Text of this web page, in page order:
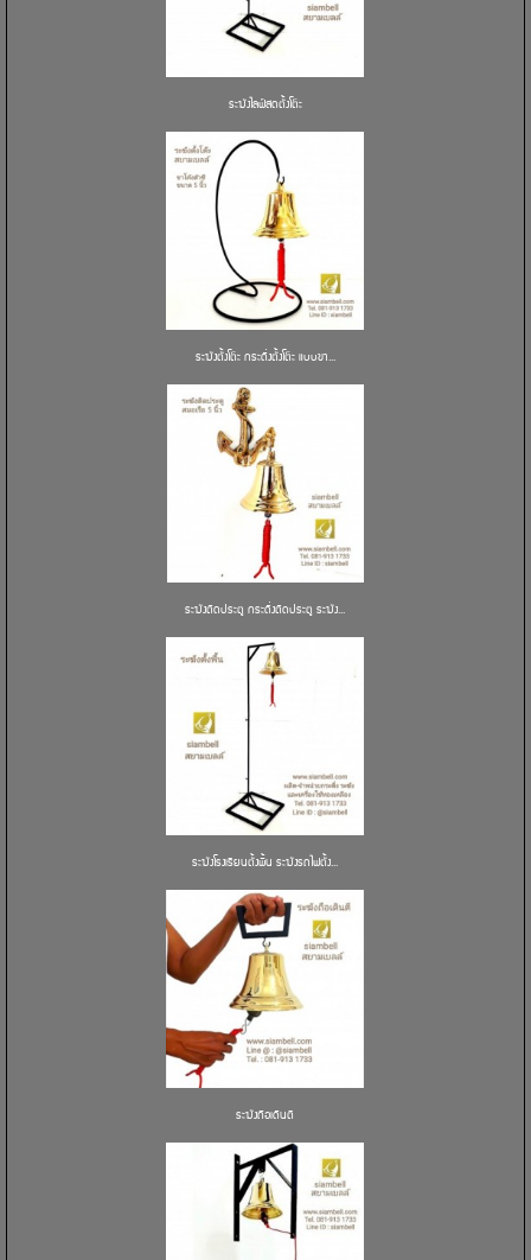
ระฆังไลฟ์สดตั้งโต๊ะ
ระฆังตั้งโต๊ะ กระดิ่งตั้งโต๊ะ แบบขา...
ระฆังติดประตู กระดิ่งติดประตู ระฆัง...
ระฆังโรงเรียนตั้งพื้น ระฆังรถไฟตั้ง...
ระฆังถือเดินตี